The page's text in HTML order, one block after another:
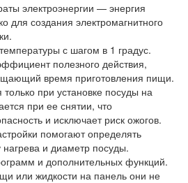
электроэнергии — энергия
для создания электромагнитного
с шагом в 1 градус.
полезного действия,
время приготовления пищи.
только при установке посуды на
при ее снятии, что
и исключает риск ожогов.
помогают определять
и диаметр посуды.
и дополнительных функций.
или жидкости на панель они не